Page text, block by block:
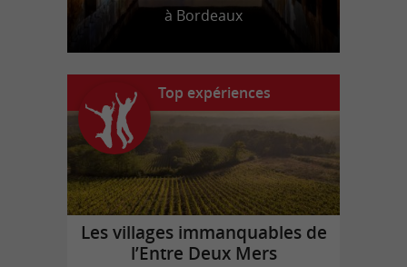
à Bordeaux
Top expériences
Les villages immanquables de
l’Entre Deux Mers